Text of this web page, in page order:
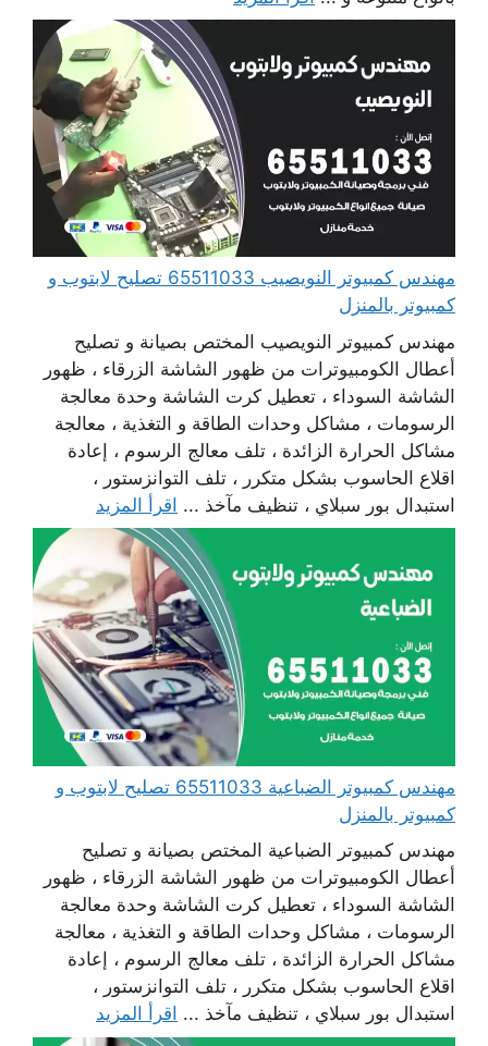
مهندس كمبيوتر النويصيب 65511033 تصليح لابتوب و
كمبيوتر بالمنزل
مهندس كمبيوتر النويصيب المختص بصيانة و تصليح
أعطال الكومبيوترات من ظهور الشاشة الزرقاء ، ظهور
الشاشة السوداء ، تعطيل كرت الشاشة وحدة معالجة
الرسومات ، مشاكل وحدات الطاقة و التغذية ، معالجة
مشاكل الحرارة الزائدة ، تلف معالج الرسوم ، إعادة
اقلاع الحاسوب بشكل متكرر ، تلف التوانزستور ،
استبدال بور سبلاي ، تنظيف مآخذ ... اقرأ المزيد
مهندس كمبيوتر الضباعية 65511033 تصليح لابتوب و
كمبيوتر بالمنزل
مهندس كمبيوتر الضباعية المختص بصيانة و تصليح
أعطال الكومبيوترات من ظهور الشاشة الزرقاء ، ظهور
الشاشة السوداء ، تعطيل كرت الشاشة وحدة معالجة
الرسومات ، مشاكل وحدات الطاقة و التغذية ، معالجة
مشاكل الحرارة الزائدة ، تلف معالج الرسوم ، إعادة
اقلاع الحاسوب بشكل متكرر ، تلف التوانزستور ،
استبدال بور سبلاي ، تنظيف مآخذ ... اقرأ المزيد